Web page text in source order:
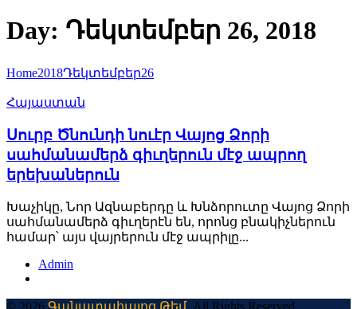
Day: Դեկտեմբեր 26, 2018
Home2018Դեկտեմբեր26
Հայաստան
Սուրբ Ծնունդի նուէր Վայոց Ձորի
սահմանամերձ գիւղերուն մէջ ապրող
երեխաներուն
Խաչիկը, Նոր Ազնաբերդը և Խնձորուտը Վայոց Ձորի
սահմանամերձ գիւղերէն են, որոնց բնակիչներուն
համար՝ այս վայրերուն մէջ ապրիլը...
Admin